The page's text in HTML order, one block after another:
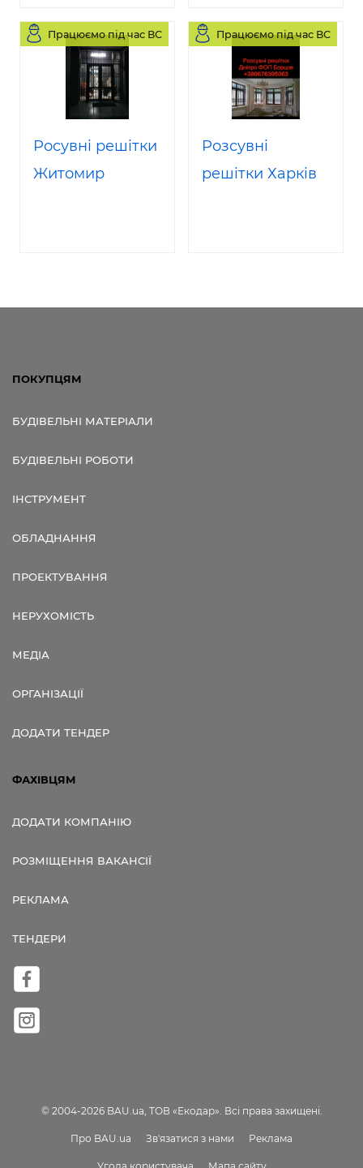
Працюємо під час ВС
Росувні решітки
Житомир
Працюємо під час ВС
Розсувні
решітки Харків
ПОКУПЦЯМ
БУДІВЕЛЬНІ МАТЕРІАЛИ
БУДІВЕЛЬНІ РОБОТИ
ІНСТРУМЕНТ
ОБЛАДНАННЯ
ПРОЕКТУВАННЯ
НЕРУХОМІСТЬ
МЕДІА
ОРГАНІЗАЦІЇ
ДОДАТИ ТЕНДЕР
ФАХІВЦЯМ
ДОДАТИ КОМПАНІЮ
РОЗМІЩЕННЯ ВАКАНСІЇ
РЕКЛАМА
ТЕНДЕРИ
© 2004-2026 BAU.ua, ТОВ «Екодар». Всі права захищені.
Про BAU.ua Зв'язатися з нами Реклама